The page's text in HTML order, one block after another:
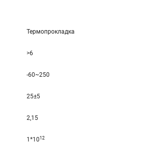
Термопрокладка
>6
-60~250
25±5
2,15
1*1012